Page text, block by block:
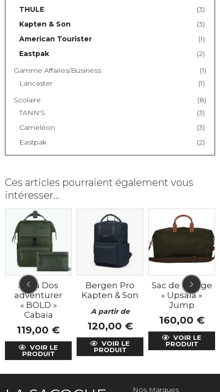
THULE
(3)
Kapten & Son
(3)
American Tourister
(1)
Eastpak
(2)
Gamme Affaires/Business
(1)
Lancaster
(1)
Scolaire
(8)
TANN'S
(3)
Cameléon
(3)
Eastpak
(2)
Ces articles pourraient également vous
intéresser…
Sac à Dos
adventurer
« BOLD »
Cabaïa
119,00 €
VOIR LE
PRODUIT
Bergen Pro
Kapten & Son
A partir de
120,00 €
VOIR LE
PRODUIT
Sac de voyage
« Upsala »
Jump
160,00 €
VOIR LE
PRODUIT
Nos Marques